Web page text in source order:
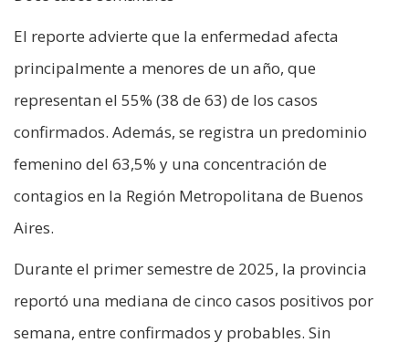
El reporte advierte que la enfermedad afecta
principalmente a menores de un año, que
representan el 55% (38 de 63) de los casos
confirmados. Además, se registra un predominio
femenino del 63,5% y una concentración de
contagios en la Región Metropolitana de Buenos
Aires.
Durante el primer semestre de 2025, la provincia
reportó una mediana de cinco casos positivos por
semana, entre confirmados y probables. Sin